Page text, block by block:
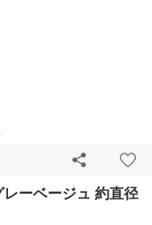
ーベージュ 約直径